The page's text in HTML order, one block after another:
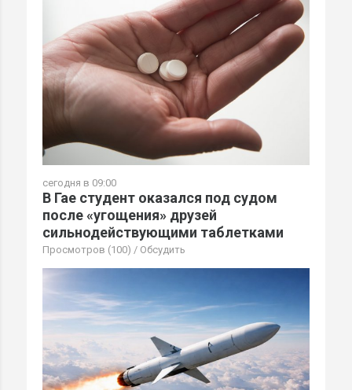
сегодня в 09:00
В Гае студент оказался под судом
после «угощения» друзей
сильнодействующими таблетками
Просмотров (100) / Обсудить